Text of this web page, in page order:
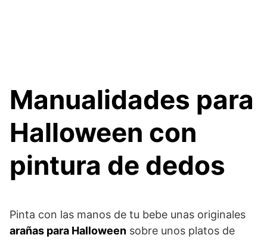
Manualidades para
Halloween con
pintura de dedos
Pinta con las manos de tu bebe unas originales
arañas para Halloween sobre unos platos de